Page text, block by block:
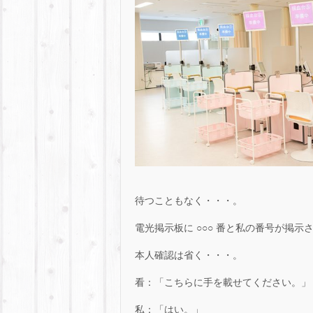
待つこともなく・・・。
電光掲示板に ○○○ 番と私の番号が掲示
本人確認は省く・・・。
看：「こちらに手を載せてください。」
私：「はい。」